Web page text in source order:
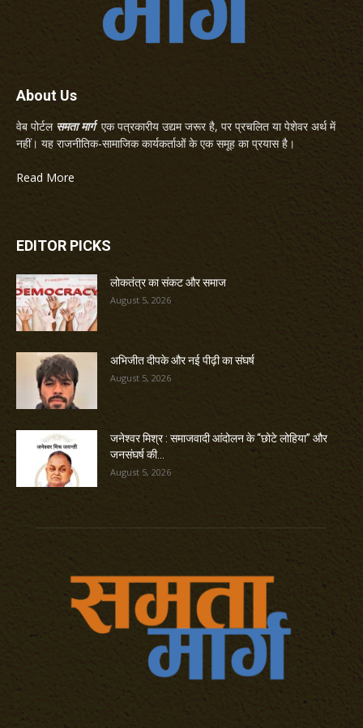
About Us
वेब पोर्टल समता मार्गएक पत्रकारीय उद्यम जरूर है, पर प्रचलित या पेशेवर अर्थ में
नहीं। यह राजनीतिक-सामाजिक कार्यकर्ताओं के एक समूह का प्रयास है।
Read More
EDITOR PICKS
लोकतंत्र का संकट और समाज
August 5, 2026
अभिजीत दीपके और नई पीढ़ी का संघर्ष
August 5, 2026
जनेश्वर मिश्र : समाजवादी आंदोलन के “छोटे लोहिया” और
जनसंघर्ष की...
August 5, 2026